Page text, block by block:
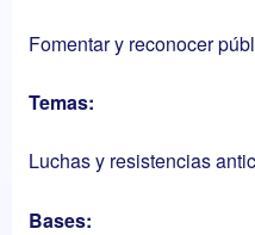
Fomentar y reconocer
Temas:
Luchas y resistencias
Bases: